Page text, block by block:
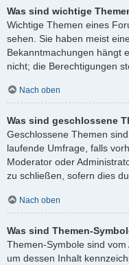
Was sind wichtige
Wichtige Themen eines
sehen. Sie haben meist
Bekanntmachungen hängt
nicht; die Berechtigungen
Nach oben
Was sind geschlossene
Geschlossene Themen
laufende Umfrage, falls
Moderator oder
zu schließen, sofern dies
Nach oben
Was sind Themen-
Themen-Symbole sind
um dessen Inhalt